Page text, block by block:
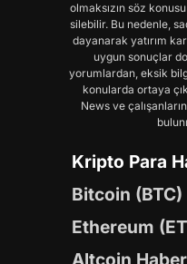
olmaksızın söz
silebilir. Bu nedenle,
dayanarak yatırım
uygun sonuçlar
yorumlardan, eksik
konularda ortaya
News ve
Kripto Para
Bitcoin
Ethereum
Altcoin